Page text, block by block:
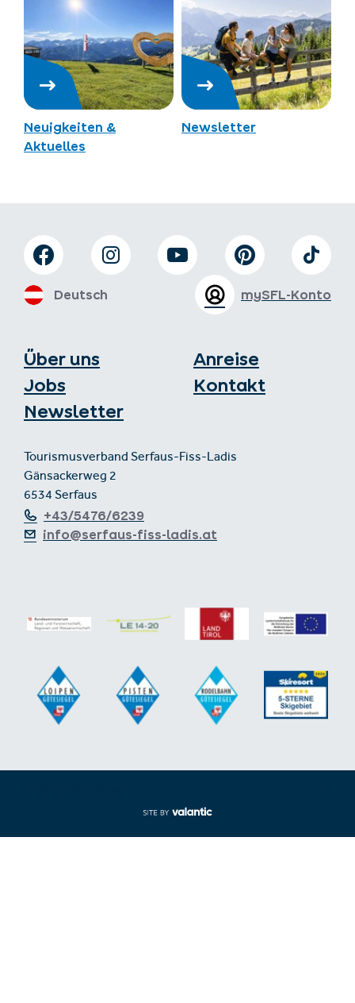
Neuigkeiten &
Aktuelles
Newsletter
Über uns
Jobs
Newsletter
Anreise
Kontakt
Tourismusverband Serfaus-Fiss-Ladis
Gänsackerweg 2
6534 Serfaus
+43/5476/6239
info@serfaus-fiss-ladis.at
mySFL-Konto
Deutsch